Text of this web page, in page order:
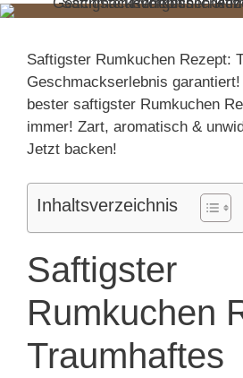
Saftigster Rumkuchen Rezept:
Geschmackserlebnis
bester saftigster Rumkuchen
immer! Zart, aromatisch &
Jetzt backen!
Inhaltsverzeichnis
Saftigster
Rumkuchen
Traumhaftes